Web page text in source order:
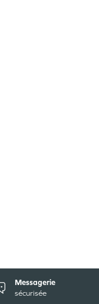
Messagerie
sécurisée